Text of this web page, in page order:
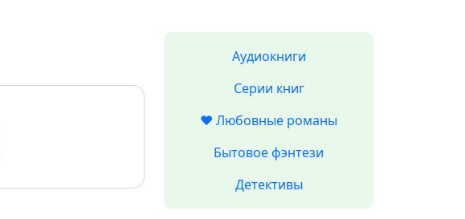
Аудиокниги
Серии книг
❤️ Любовные романы
Бытовое фэнтези
Детективы